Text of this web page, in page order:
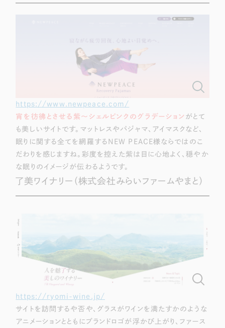
https://www.newpeace.com/
宵を彷彿とさせる紫〜シェルピンクのグラデーション がとて
も美しいサイトです。マットレスやパジャマ、アイマスクなど、
眠りに関する全てを網羅するNEW PEACE様ならではのこ
だわりを感じますね。彩度を控えた紫は目に心地よく、穏やか
な眠りのイメージが伝わるようです。
了美ワイナリー（株式会社みらいファームやまと）
https://ryomi-wine.jp/
サイトを訪問するや否や、グラスがワインを満たすかのような
アニメーションとともにブランドロゴが浮かび上がり、ファース